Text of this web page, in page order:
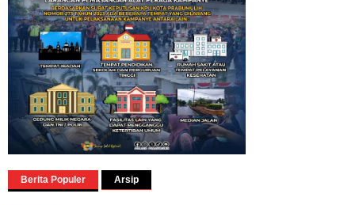
Berita Populer Arsip